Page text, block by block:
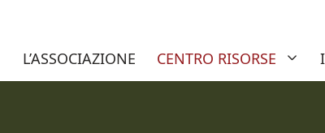
del sito AIAMS –
L’ASSOCIAZIONE CENTRO RISORSE